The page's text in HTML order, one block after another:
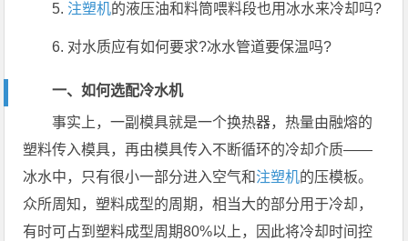
5. 注塑机的液压油和料筒喂料段也用冰水来冷却吗?
6. 对水质应有如何要求?冰水管道要保温吗?
一、如何选配冷水机
事实上，一副模具就是一个换热器，热量由融熔的
塑料传入模具，再由模具传入不断循环的冷却介质——
冰水中，只有很小一部分进入空气和注塑机的压模板。
众所周知，塑料成型的周期，相当大的部分用于冷却，
有时可占到塑料成型周期80%以上，因此将冷却时间控